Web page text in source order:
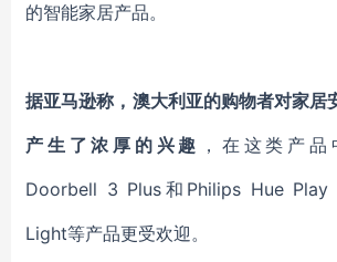
的智能家居产品。
据亚马逊称，澳大利亚的购物者对家居
产生了浓厚的兴趣 ，在这类产品
Doorbell 3 Plus和Philips Hue Play
Light等产品更受欢迎。